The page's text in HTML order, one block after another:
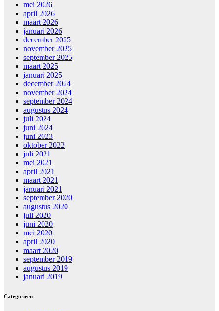
mei 2026
april 2026
maart 2026
januari 2026
december 2025
november 2025
september 2025
maart 2025
januari 2025
december 2024
november 2024
september 2024
augustus 2024
juli 2024
juni 2024
juni 2023
oktober 2022
juli 2021
mei 2021
april 2021
maart 2021
januari 2021
september 2020
augustus 2020
juli 2020
juni 2020
mei 2020
april 2020
maart 2020
september 2019
augustus 2019
januari 2019
Categorieën